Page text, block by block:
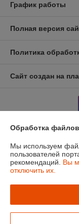
График работы
Полная версия
Политика
Сайт создан на
Информация для
Юридическое лицо:
220024, г. Минск, ул.
Регистрационный
Регистрационный
Обработка
Мы используем
пользователей
рекомендаций. Вы
отключить их.